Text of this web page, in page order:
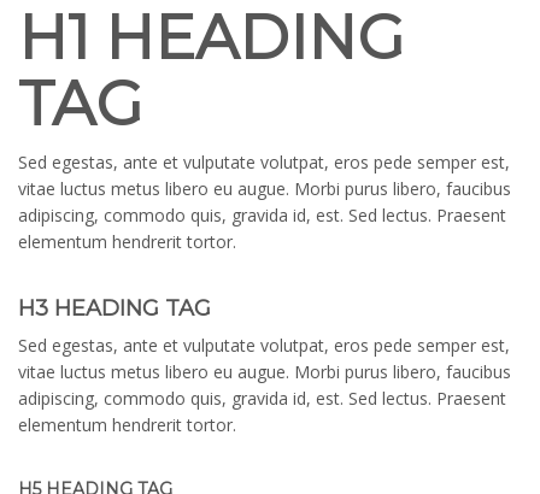
H1 HEADING
TAG
Sed egestas, ante et vulputate volutpat, eros pede semper est,
vitae luctus metus libero eu augue. Morbi purus libero, faucibus
adipiscing, commodo quis, gravida id, est. Sed lectus. Praesent
elementum hendrerit tortor.
H3 HEADING TAG
Sed egestas, ante et vulputate volutpat, eros pede semper est,
vitae luctus metus libero eu augue. Morbi purus libero, faucibus
adipiscing, commodo quis, gravida id, est. Sed lectus. Praesent
elementum hendrerit tortor.
H5 HEADING TAG